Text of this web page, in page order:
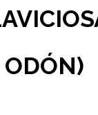
ODÓN)